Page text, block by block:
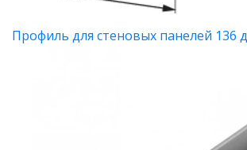
Профиль для стеновых панелей 136